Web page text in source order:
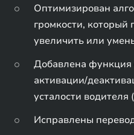
Оптимизирован
громкости, который
увеличить или
Добавлена функция
активации/
усталости водителя
Исправлены